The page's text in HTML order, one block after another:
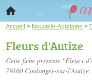
Accueil > Nouvelle-Aquitaine >
Fleurs d'Autize
Cette fiche présente "Fleurs
79160 Coulonges-sur-l'Autize.